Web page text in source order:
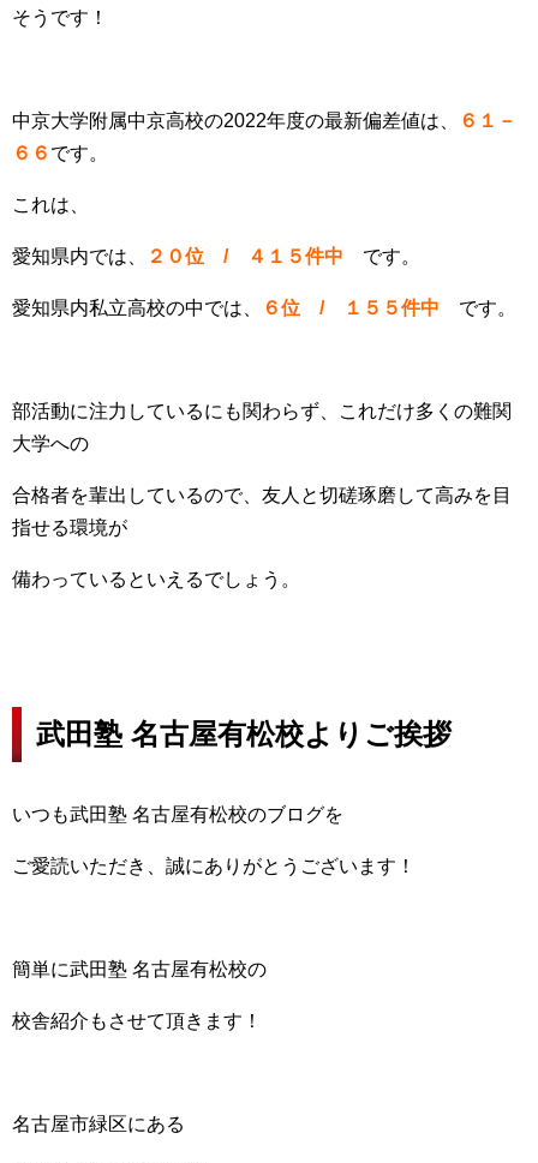
そうです！
中京大学附属中京高校の2022年度の最新偏差値は、
６１－
６６ です。
これは、
愛知県内では、 ２０位 / ４１５件中 です。
愛知県内私立高校の中では、 ６位 / １５５件中 です。
部活動に注力しているにも関わらず、これだけ多くの難関
大学への
合格者を輩出しているので、友人と切磋琢磨して高みを目
指せる環境が
備わっているといえるでしょう。
武田塾 名古屋有松校よりご挨拶
いつも武田塾 名古屋有松校のブログを
ご愛読いただき、 誠にありがとうございます！
簡単に武田塾 名古屋有松校の
校舎紹介もさせて頂きます！
名古屋市緑区にある